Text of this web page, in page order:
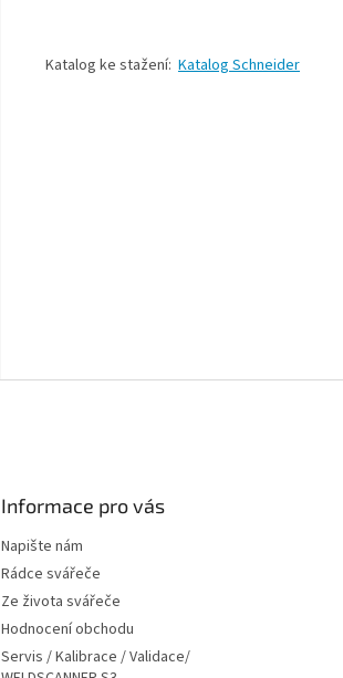
Katalog ke stažení: Katalog Schneider
Informace pro vás
Napište nám
Rádce svářeče
Ze života svářeče
Hodnocení obchodu
Servis / Kalibrace / Validace/